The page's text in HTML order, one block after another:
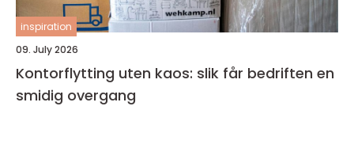
inspiration
09. July 2026
Kontorflytting uten kaos: slik får bedriften en
smidig overgang